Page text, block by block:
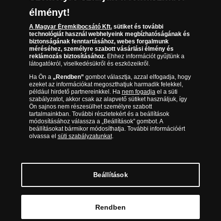
Kosárba tesz
Az érmék és érmek ára és értéke
Gyakran ismételt kérdések
Adatkezelés
óra között, péntekenként 9.00 és 15.00 óra között)
Magyar Éremkibocsátó Kft. 1134 Budapest, Váci út 33. Cégjegyzékszám: 01-09-
Bláthy Ottó utca 3-5.) engedélyéhez kötött tevékenységet folytat. Kereskedelmi
élményt!
A Magyar Éremkibocsátó Kft.sütiket és további
technológiát használ webhelyeink megbízhatóságának és
biztonságának fenntartásához, webes forgalmunk
méréséhez, személyre szabott vásárlási élmény és
reklámozás biztosításához.Ehhez információt gyűjtünk a
látogatókról, viselkedésükről és eszközeikről.
Ha Ön a „Rendben”gombot választja, azzal elfogadja, hogy
ezeket az információkat megoszthatjuk harmadik felekkel,
például hirdető partnereinkkel. Ha nem fogadjael a süti
szabályzatot, akkor csak az alapvető sütiket használjuk, így
Ön sajnos nem részesülhet személyre szabott
tartalmainkban. További részletekért és a beállítások
módosításához válassza a „Beállítások” gombot. A
beállításokat bármikor módosíthatja. További információért
olvassa el süti szabályzatunkat.
Beállítások
Rendben